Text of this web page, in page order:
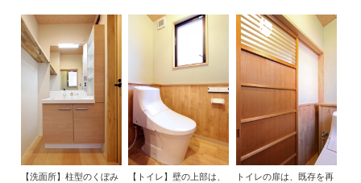
【洗面所】柱型のくぼみ
【トイレ】壁の上部は、
トイレの扉は、既存を再